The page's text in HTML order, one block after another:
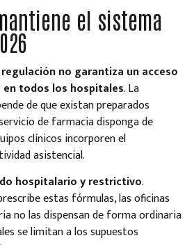
el sistema
no garantiza un acceso
todos los hospitales. La
de que existan preparados
de farmacia disponga de
clínicos incorporen el
asistencial.
hospitalario y restrictivo.
estas fórmulas, las oficinas
no las dispensan de forma ordinaria
se limitan a los supuestos